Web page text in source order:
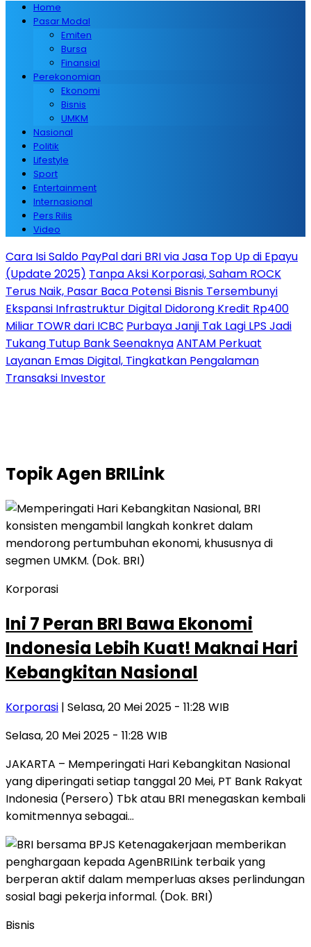
Home
Pasar Modal
Emiten
Bursa
Finansial
Perekonomian
Ekonomi
Bisnis
UMKM
Nasional
Politik
Lifestyle
Sport
Entertainment
Internasional
Pers Rilis
Video
Cara Isi Saldo PayPal dari BRI via Jasa Top Up di Epayu
(Update 2025) Tanpa Aksi Korporasi, Saham ROCK
Terus Naik, Pasar Baca Potensi Bisnis Tersembunyi
Ekspansi Infrastruktur Digital Didorong Kredit Rp400
Miliar TOWR dari ICBC Purbaya Janji Tak Lagi LPS Jadi
Tukang Tutup Bank SeenaknyaANTAM Perkuat
Layanan Emas Digital, Tingkatkan Pengalaman
Transaksi Investor
TopikAgen BRILink
Korporasi
Ini 7 Peran BRI Bawa Ekonomi
Indonesia Lebih Kuat! Maknai Hari
Kebangkitan Nasional
Korporasi | Selasa, 20 Mei 2025 - 11:28 WIB
Selasa, 20 Mei 2025 - 11:28 WIB
JAKARTA – Memperingati Hari Kebangkitan Nasional
yang diperingati setiap tanggal 20 Mei, PT Bank Rakyat
Indonesia (Persero) Tbk atau BRI menegaskan kembali
komitmennya sebagai…
Bisnis